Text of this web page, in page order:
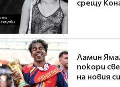
срещу
Ламин
покори
на новия